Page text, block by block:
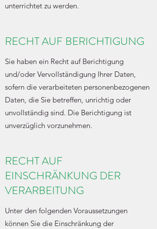
unterrichtet zu werden.
RECHT AUF BERICHTIGUNG
Sie haben ein Recht auf Berichtigung
und/oder Vervollständigung Ihrer Daten,
sofern die verarbeiteten personenbezogenen
Daten, die Sie betreffen, unrichtig oder
unvollständig sind. Die Berichtigung ist
unverzüglich vorzunehmen.
RECHT AUF
EINSCHRÄNKUNG DER
VERARBEITUNG
Unter den folgenden Voraussetzungen
können Sie die Einschränkung der